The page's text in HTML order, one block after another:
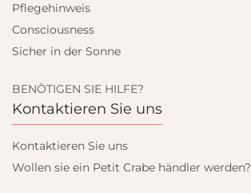
Pflegehinweis
Consciousness
Sicher in der Sonne
BENÖTIGEN SIE HILFE?
Kontaktieren Sie uns
Kontaktieren Sie uns
Wollen sie ein Petit Crabe händler werden?